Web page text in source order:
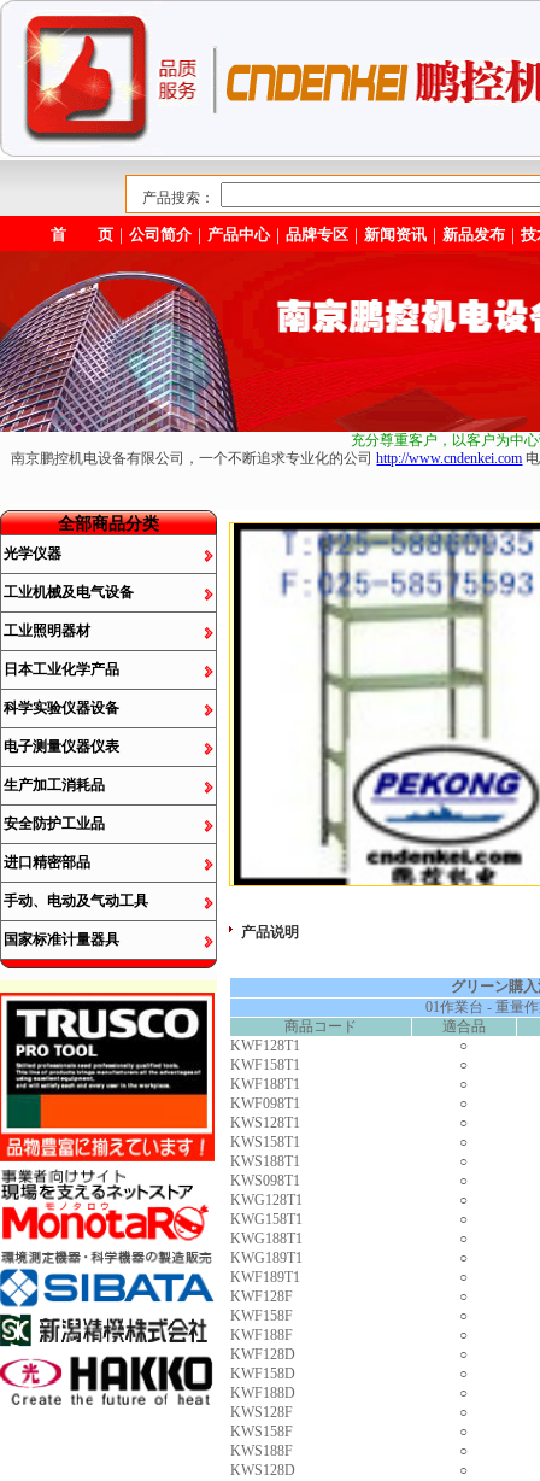
产品搜索：
首 页 ｜公司简介 ｜ 产品中心｜品牌专区 ｜新闻资讯 ｜新品发布 ｜技
充分尊重客户，以客户为中
南京鹏控机电设备有限公司，一个不断追求专业化的公司http://www.cndenkei.com
全部商品分类
光学仪器
工业机械及电气设备
工业照明器材
日本工业化学产品
科学实验仪器设备
电子测量仪器仪表
生产加工消耗品
安全防护工业品
进口精密部品
手动、电动及气动工具
国家标准计量器具 产品说明
グリーン購
01作業台 - 重量
商品コード
適合品
KWF128T1
○
KWF158T1
○
KWF188T1
○
KWF098T1
○
KWS128T1
○
KWS158T1
○
KWS188T1
○
KWS098T1
○
KWG128T1
○
KWG158T1
○
KWG188T1
○
KWG189T1
○
KWF189T1
○
KWF128F
○
KWF158F
○
KWF188F
○
KWF128D
○
KWF158D
○
KWF188D
○
KWS128F
○
KWS158F
○
KWS188F
○
KWS128D
○